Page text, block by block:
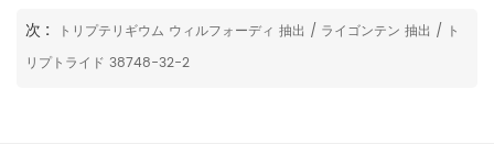
次 : トリプテリギウム ウィルフォーディ 抽出 / ライゴンテン 抽出 / ト
リプトライド 38748-32-2